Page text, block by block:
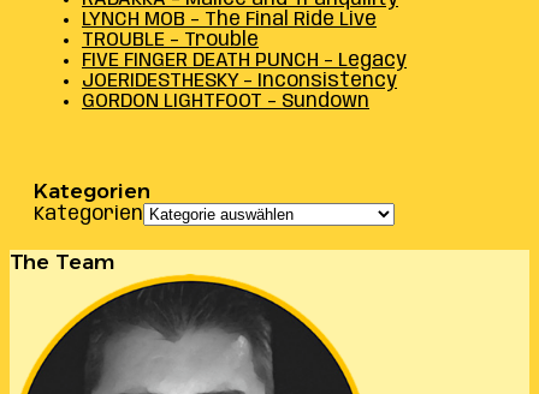
LYNCH MOB – The Final Ride Live
TROUBLE – Trouble
FIVE FINGER DEATH PUNCH – Legacy
JOERIDESTHESKY – Inconsistency
GORDON LIGHTFOOT – Sundown
Kategorien
Kategorien
The Team